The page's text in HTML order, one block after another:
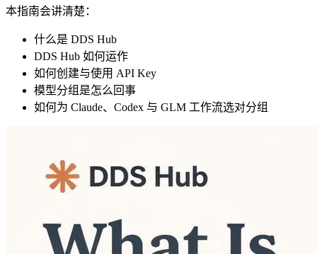
本指南会讲清楚：
什么是 DDS Hub
DDS Hub 如何运作
如何创建与使用 API Key
模型分组是怎么回事
如何为 Claude、Codex 与 GLM 工作流选对分组